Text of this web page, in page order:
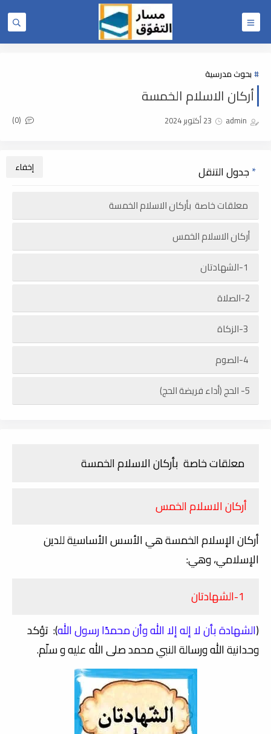
بحوث مدرسية
أركان الاسلام الخمسة
admin 23 أكتوبر 2024 (0)
جدول التنقل
معلقات خاصة بأركان الاسلام الخمسة
أركان الاسلام الخمس
2-الصلاة
5- الحج (أداء فريضة الحج)
معلقات خاصة بأركان الاسلام الخمسة
أركان الاسلام الخمس
أركان الإسلام الخمسة هي الأسس الأساسية للدين
الإسلامي، وهي:
(الشهادة بأن لا إله إلا الله وأن محمدًا رسول الله): تؤكد
وحدانية الله ورسالة النبي محمد صلى الله عليه و سلّم.